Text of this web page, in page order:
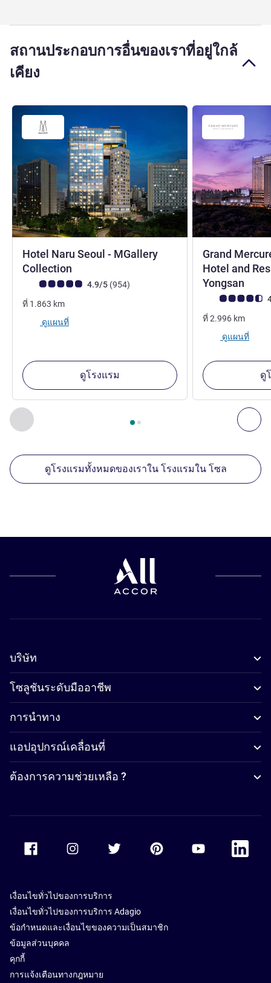
สถานประกอบการอื่นของเราที่อยู่ใกล้
เคียง
ก่อนหน้า - สถานประกอบการอื่นของเราที่อยู่ใกล้เคียง ถั
หน้า1 , สถานประกอบการอื่นของเราที่อยู่ใกล้เคียง 1 :,
Hotel Naru Seoul - MGallery
Collection
คะแนนความคิดเห็นจากแขก (เรทติ้งบน ALL)
4.9/5 (954รีวิว รายการ
)
ที่ 1.863 km
ดูแผนที่
ดูโรงแรม
Grand
Hotel and
Yongsan
คะแนนความคิดเ
ที่2.996 km
ดูแผนที่
ดู
ดูโรงแรมทั้งหมดของเราใน โรงแรมใน โซล
บริษัท
โซลูชันระดับมืออาชีพ
การนำทาง
แอปอุปกรณ์เคลื่อนที่
ต้องการความช่วยเหลือ ?
Accor Youtube
Accor
เงื่อนไขทั่วไปของการบริการ
เงื่อนไขทั่วไปของการบริการ Adagio
ข้อกำหนดและเงื่อนไขของความเป็นสมาชิก
ข้อมูลส่วนบุคคล
คุกกี้
การแจ้งเตือนทางกฎหมาย